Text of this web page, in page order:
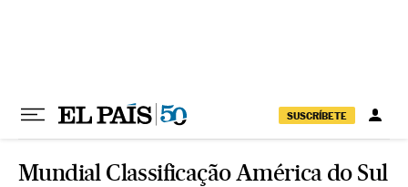
SUSCRÍBETE
Mundial Classificação América do Sul